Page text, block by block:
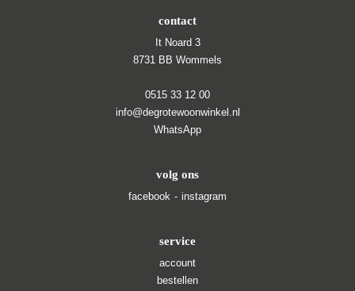
service
account
bestellen
volg ons
facebook instagram
contact
It Noard 3
8731 BB Wommels
0515 33 12 00
info@degrotewoonwinkel.nl
WhatsApp